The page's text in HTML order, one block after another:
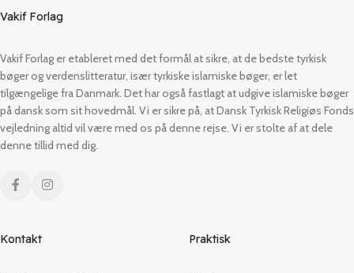
Vakif Forlag
Vakif Forlag er etableret med det formål at sikre, at de bedste tyrkisk
bøger og verdenslitteratur, især tyrkiske islamiske bøger, er let
tilgængelige fra Danmark. Det har også fastlagt at udgive islamiske bøger
på dansk som sit hovedmål. Vi er sikre på, at Dansk Tyrkisk Religiøs Fonds
vejledning altid vil være med os på denne rejse. Vi er stolte af at dele
denne tillid med dig.
Kontakt Praktisk